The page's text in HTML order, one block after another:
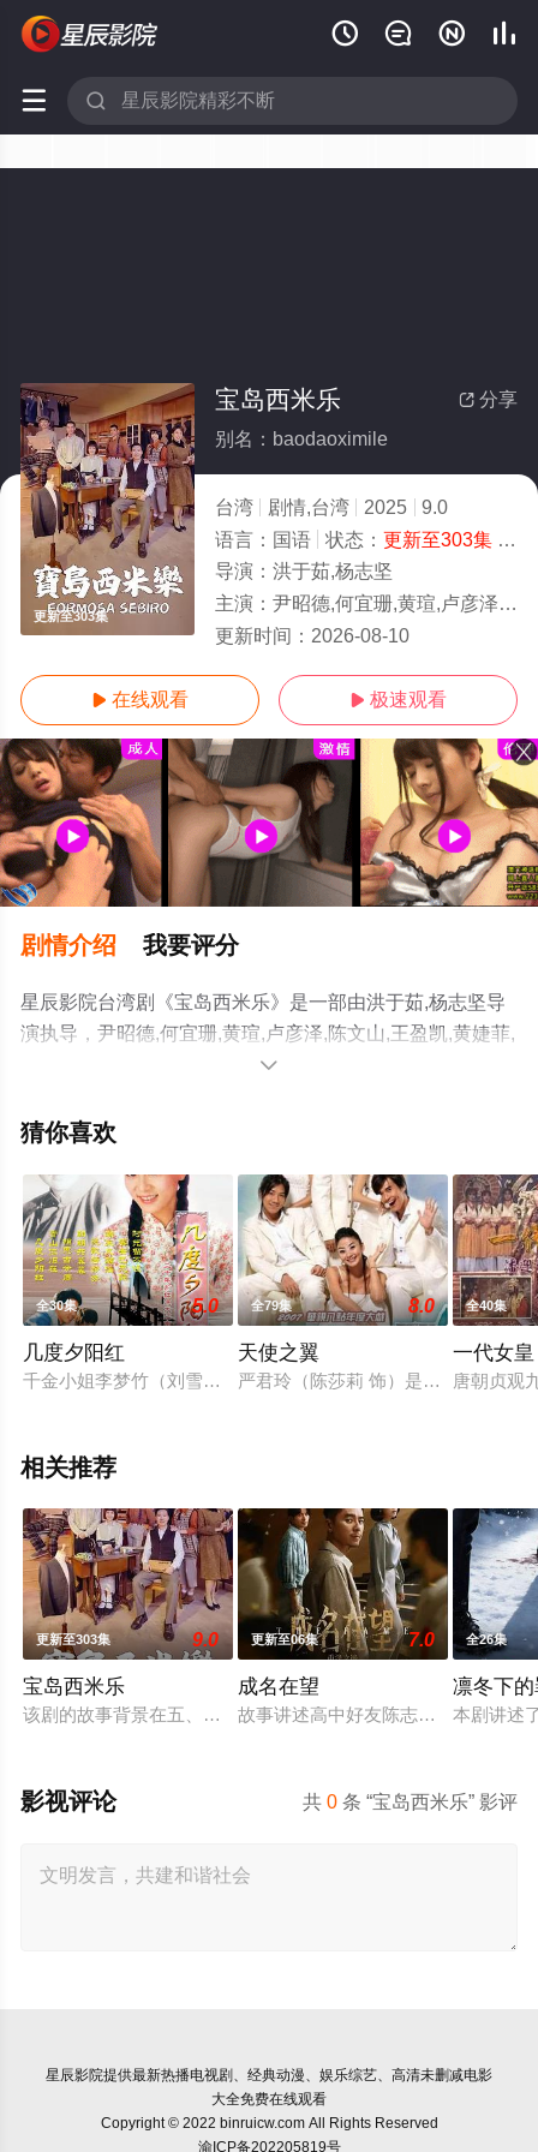
   
 
更新至303集
 分享
宝岛西米乐
别名：baodaoximile
台湾 剧情,台湾 2025
9.0
语言： 国语 状态： 更新至303集- 免费在线观看
导演： 洪于茹,杨志坚
主演： 尹昭德,何宜珊,黄瑄,卢彦泽,陈文山,王盈凯,黄婕菲,蔡祥,马国贤,孙绽,陈婉婷,王丁筑,璟宣,许瀞蔆,张雁
更新时间： 2026-08-10
 在线观看  极速观看
剧情介绍 我要评分
星辰影院台湾剧《宝岛西米乐》是一部由洪于茹,杨志坚导
演执导，尹昭德,何宜珊,黄瑄,卢彦泽,陈文山,王盈凯,黄婕菲,
蔡祥,马国贤,孙绽,陈婉婷,王丁筑,璟宣,许瀞蔆,张雁名,颜邦
员精彩演绎的台湾电视剧，手机免费观看高清无删减完整
瓣电视剧、电视猫或剧情网等平台了解。

猜你喜欢
全30集 5.0
几度夕阳红
千金小姐李梦竹（刘雪华 饰）爱上了富家少爷何慕天（秦汉 饰
全79集 8.0
天使之翼
严君玲（陈莎莉 饰）是名副其实的
全40集
一代女皇
唐朝贞观
相关推荐
更新至303集 9.0
宝岛西米乐
该剧的故事背景在五、六○年代，是以“女西装师”为主角的职人
更新至06集 7.0
成名在望
故事讲述高中好友陈志伟（李国毅
全26集
凛冬下
本剧讲述
共0 条 “宝岛西米乐” 影评
影视评论
星辰影院提供最新热播电视剧、经典动漫、娱乐综艺、高清未删减电影
大全免费在线观看
Copyright © 2022 binruicw.com All Rights Reserved
渝ICP备202205819号